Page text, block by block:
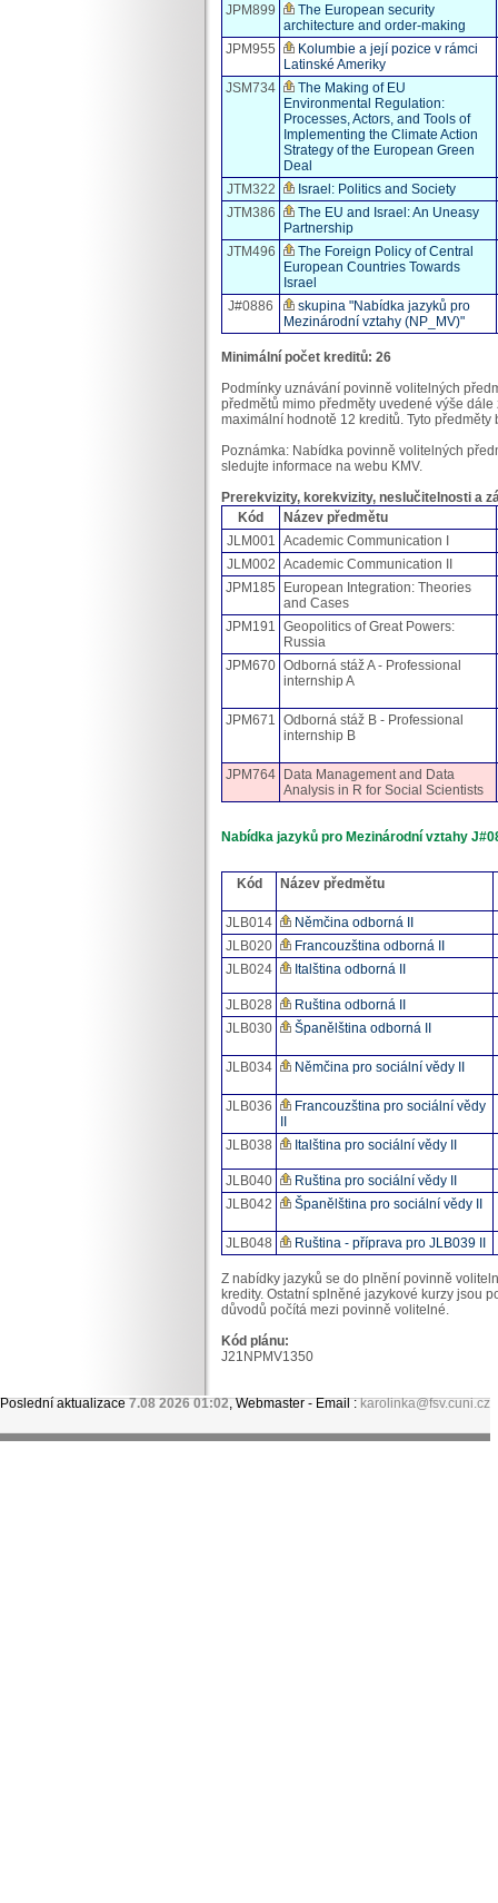
JPM899
The European security
architecture and order-making
JPM955
Kolumbie a její pozice v rámci
Latinské Ameriky
JSM734
The Making of EU
Environmental Regulation:
Processes, Actors, and Tools of
Implementing the Climate Action
Strategy of the European Green
Deal
JTM322
Israel: Politics and Society
JTM386
The EU and Israel: An Uneasy
Partnership
JTM496
The Foreign Policy of Central
European Countries Towards
Israel
J#0886
skupina "Nabídka jazyků pro
Mezinárodní vztahy (NP_MV)"
Minimální počet kreditů: 26
Podmínky uznávání povinně volitelných
předmětů mimo předměty uvedené výše
maximální hodnotě 12 kreditů. Tyto
Poznámka: Nabídka povinně volitelných
sledujte informace na webu KMV.
Prerekvizity, korekvizity, neslučitelnosti a
Kód
Název předmětu
JLM001
Academic Communication I
JLM002 Academic Communication II
JPM185
European Integration: Theories
and Cases
JPM191
Geopolitics of Great Powers:
Russia
JPM670 Odborná stáž A - Professional
internship A
JPM671
Odborná stáž B - Professional
internship B
JPM764 Data Management and Data
Analysis in R for Social Scientists
Nabídka jazyků pro Mezinárodní vztahy
Kód Název předmětu
JLB014
Němčina odborná II
JLB020
Francouzština odborná II
JLB024
Italština odborná II
JLB028
Ruština odborná II
JLB030
Španělština odborná II
JLB034 Němčina pro sociální vědy II
JLB036
Francouzština pro sociální vědy
II
JLB038
Italština pro sociální vědy II
JLB040
Ruština pro sociální vědy II
JLB042
Španělština pro sociální vědy II
JLB048 Ruština - příprava pro JLB039 II
Z nabídky jazyků se do plnění povinně
kredity. Ostatní splněné jazykové kurzy jsou
důvodů počítá mezi povinně volitelné.
Kód plánu:
J21NPMV1350
Poslední aktualizace7.08 2026 01:02, Webmaster - Email :karolinka@fsv.cuni.cz